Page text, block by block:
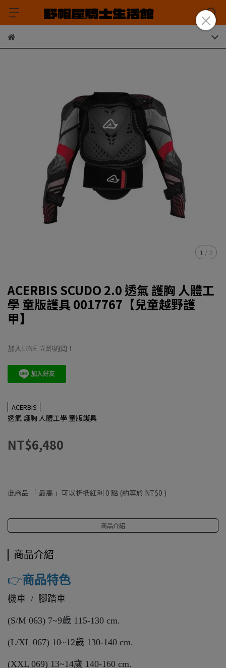
1 / 2
ACERBIS SCUDO 2.0 透氣 護胸 人體工
學 童版護具 0017767【兒童越野護
甲】
加入LINE 立即詢問！
ACERBiS
透氣 護胸 人體工學 童版護具
NT$6,480
此商品 「 最高 」可以折抵紅利 0 點 (約等於 NT$0 )
商品介紹
商品介紹
👉️商品特色
機車 / 腳踏車
(S/M 063) 7~9歲 115-130 cm.
(L/XL 067) 10~12歲 130-140 cm.
(XXL 069) 13~14歲 140-160 cm.